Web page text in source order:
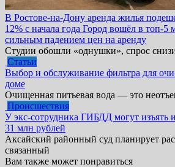
В Ростове-на-Дону аренда жилья
12% с начала года Город вошёл в топ-5
сильным падением цен на аренду
Студии обошли «однушки», спрос
Статьи
Выбор и обслуживание фильтра для
доме
Очищенная питьевая вода — это
Происшествия
У экс-сотрудника ГИБДД могут изъять
31 млн рублей
Аксайский районный суд планирует
связанный
Вам также может понравиться